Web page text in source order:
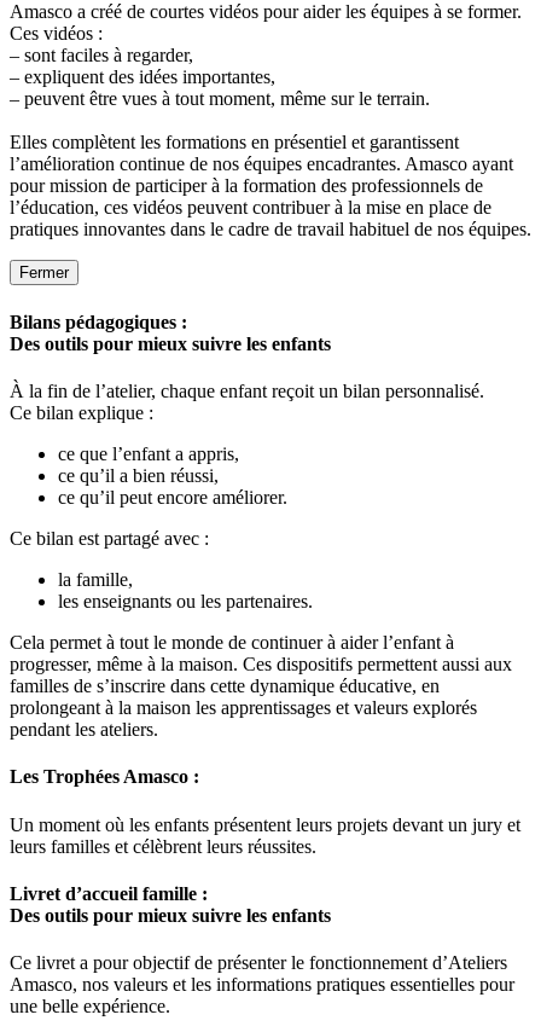
Amasco a créé de courtes vidéos pour aider les équipes à se former.
Ces vidéos :
– sont faciles à regarder,
– expliquent des idées importantes,
– peuvent être vues à tout moment, même sur le terrain.
Elles complètent les formations en présentiel et garantissent
l’amélioration continue de nos équipes encadrantes. Amasco ayant
pour mission de participer à la formation des professionnels de
l’éducation, ces vidéos peuvent contribuer à la mise en place de
pratiques innovantes dans le cadre de travail habituel de nos équipes.
Fermer
Bilans pédagogiques :
Des outils pour mieux suivre les enfants
À la fin de l’atelier, chaque enfant reçoit un bilan personnalisé.
Ce bilan explique :
ce que l’enfant a appris,
ce qu’il a bien réussi,
ce qu’il peut encore améliorer.
Ce bilan est partagé avec :
la famille,
les enseignants ou les partenaires.
Cela permet à tout le monde de continuer à aider l’enfant à
progresser, même à la maison. Ces dispositifs permettent aussi aux
familles de s’inscrire dans cette dynamique éducative, en
prolongeant à la maison les apprentissages et valeurs explorés
pendant les ateliers.
Les Trophées Amasco :
Un moment où les enfants présentent leurs projets devant un jury et
leurs familles et célèbrent leurs réussites.
Livret d’accueil famille :
Des outils pour mieux suivre les enfants
Ce livret a pour objectif de présenter le fonctionnement d’Ateliers
Amasco, nos valeurs et les informations pratiques essentielles pour
une belle expérience.